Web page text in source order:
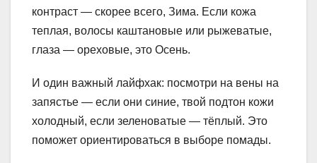
контраст — скорее всего, Зима. Если кожа
теплая, волосы каштановые или рыжеватые,
глаза — ореховые, это Осень.
И один важный лайфхак: посмотри на вены на
запястье — если они синие, твой подтон кожи
холодный, если зеленоватые — тёплый. Это
поможет ориентироваться в выборе помады.